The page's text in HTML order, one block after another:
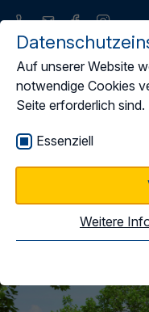
Auf unserer Website
notwendige Cookies
Seite erforderlich sind.
Essenziell
Weitere